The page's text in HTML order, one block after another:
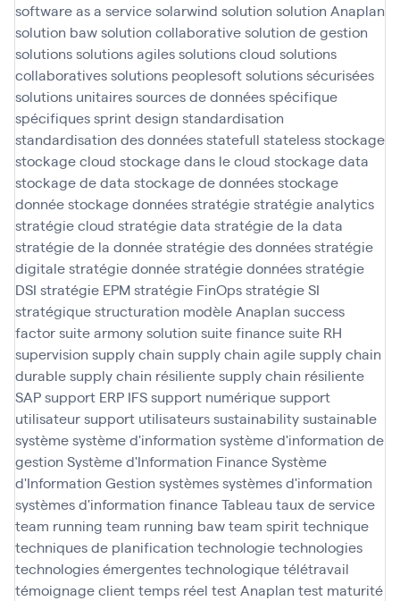
software as a servicesolarwind solution solution Anaplan
solution bawsolution collaborativesolution de gestion
solutionssolutions agilessolutions cloud solutions
collaborativessolutions peoplesoftsolutions sécurisées
solutions unitairessources de donnéesspécifique
spécifiquessprint design standardisation
standardisation des donnéesstatefull statelessstockage
stockage cloud stockage dans le cloud stockage data
stockage de data stockage de donnéesstockage
donnéestockage donnéesstratégiestratégie analytics
stratégie cloud stratégie data stratégie de la data
stratégie de la donnéestratégie des donnéesstratégie
digitalestratégie donnéestratégie donnéesstratégie
DSI stratégie EPMstratégie FinOpsstratégie SI
stratégiquestructuration modèle Anaplan success
factorsuite armony solution suite financesuite RH
supervision supply chain supply chain agilesupply chain
durablesupply chain résilientesupply chain résiliente
SAPsupport ERP IFSsupport numériquesupport
utilisateursupport utilisateurssustainabilitysustainable
systèmesystème d'information système d'information de
gestion Système d'Information FinanceSystème
d'Information Gestion systèmessystèmes d'information
systèmes d'information financeTableau taux de service
team running team running bawteam spirittechnique
techniques de planification technologietechnologies
technologies émergentestechnologiquetélétravail
témoignage clienttemps réel test Anaplan test maturité